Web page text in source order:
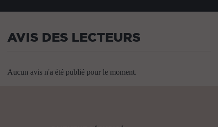
AVIS DES LECTEURS
Aucun avis n'a été publié pour le moment.